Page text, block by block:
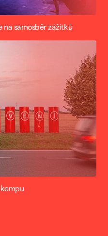
na samosběr zážitků